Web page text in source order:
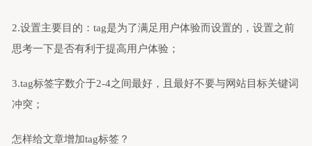
2.设置主要目的：tag是为了满足用户体验而设置的，设置之前
思考一下是否有利于提高用户体验；
3.tag标签字数介于2-4之间最好，且最好不要与网站目标关键词
冲突；
怎样给文章增加tag标签？